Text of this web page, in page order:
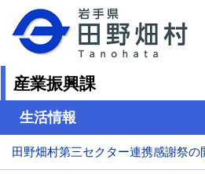
産業振興課
生活情報
田野畑村第三セクター連携感謝祭の